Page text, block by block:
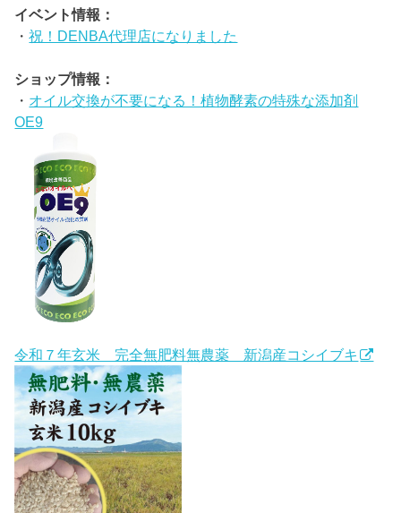
イベント情報：
・祝！DENBA代理店になりました
ショップ情報：
・ オイル交換が不要になる！植物酵素の特殊な添加剤
OE9
令和７年玄米 完全無肥料無農薬 新潟産コシイブキ